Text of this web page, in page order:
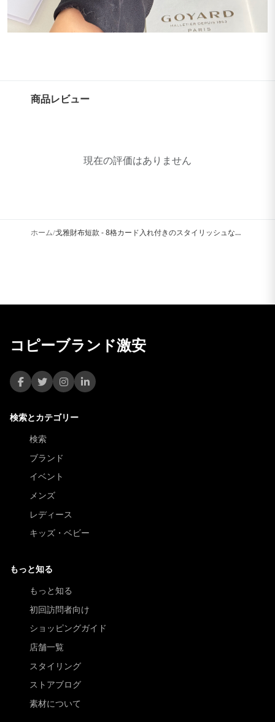
商品レビュー
現在の評価はありません
ホーム/ 戈雅財布短款 - 8格カード入れ付きのスタイリッシュなデザイ...
コピーブランド激安
検索とカテゴリー
検索
ブランド
イベント
メンズ
レディース
キッズ・ベビー
もっと知る
もっと知る
初回訪問者向け
ショッピングガイド
店舗一覧
スタイリング
ストアブログ
素材について